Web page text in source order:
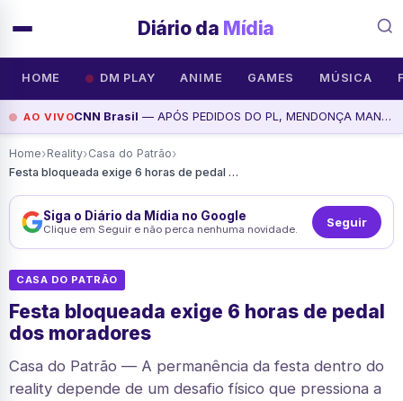
Diário da Mídia
HOME DM PLAY ANIME GAMES MÚSICA
AO VIVOCNN Brasil — APÓS PEDIDOS DO PL, MENDONÇA MANDA PT ENTREGAR GRAVAÇÕES DE EVENTOS | AGORA CNN MANHÃ, assista agora
Home›Reality›Casa do Patrão›
Festa bloqueada exige 6 horas de pedal dos moradores
Siga o Diário da Mídia no Google
Clique em Seguir e não perca nenhuma novidade. Seguir
CASA DO PATRÃO
Festa bloqueada exige 6 horas de pedal
dos moradores
Casa do Patrão — A permanência da festa dentro do
reality depende de um desafio físico que pressiona a